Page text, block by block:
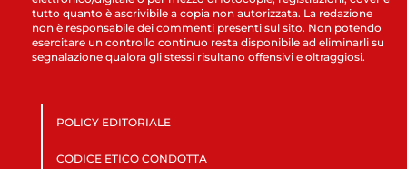
tutto quanto è ascrivibile a copia non autorizzata. La redazione
non è responsabile dei commenti presenti sul sito. Non potendo
esercitare un controllo continuo resta disponibile ad eliminarli su
segnalazione qualora gli stessi risultano offensivi e oltraggiosi.
POLICY EDITORIALE
CODICE ETICO CONDOTTA